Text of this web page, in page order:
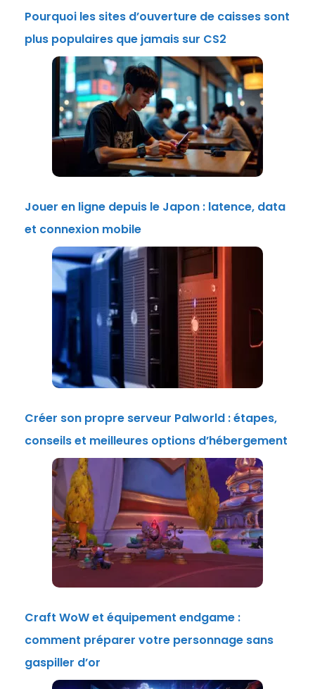
Pourquoi les sites d’ouverture de caisses sont
plus populaires que jamais sur CS2
Jouer en ligne depuis le Japon : latence, data
et connexion mobile
Créer son propre serveur Palworld : étapes,
conseils et meilleures options d’hébergement
Craft WoW et équipement endgame :
comment préparer votre personnage sans
gaspiller d’or